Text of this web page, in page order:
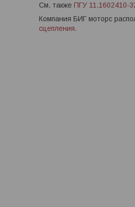
См. также ПГУ 11.1602410-
Компания БИГ моторс
сцепления.